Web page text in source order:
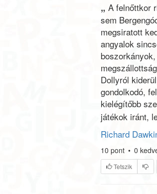
„ A felnőttkor
sem
megsiratott
angyalok
Dollyról
gondolkodó,
kielégítőbb
játékok iránt,
Richard
10 pont • 0
Tetszik